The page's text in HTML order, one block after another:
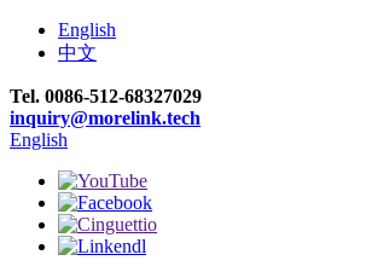
English
中文
Tel. 0086-512-68327029
inquiry@morelink.tech
English